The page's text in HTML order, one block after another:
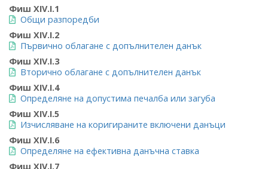
Фиш XIV.I.1
Общи разпоредби
Фиш XIV.I.2
Първично облагане с допълнителен данък
Фиш XIV.I.3
Вторично облагане с допълнителен данък
Фиш XIV.I.4
Определяне на допустима печалба или загуба
Фиш XIV.I.5
Изчисляване на коригираните включени данъци
Фиш XIV.I.6
Определяне на ефективна данъчна ставка
Фиш XIV.I.7